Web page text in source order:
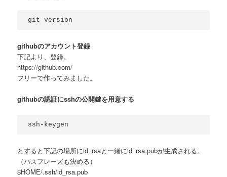
git version
githubのアカウント登録
下記より、登録。
https://github.com/
フリーで作ってみました。
githubの認証にsshの公開鍵を用意する
ssh-keygen
とすると下記の場所にid_rsaと一緒にid_rsa.pubが生成される。
（パスフレーズも決める）
$HOME/.ssh/id_rsa.pub